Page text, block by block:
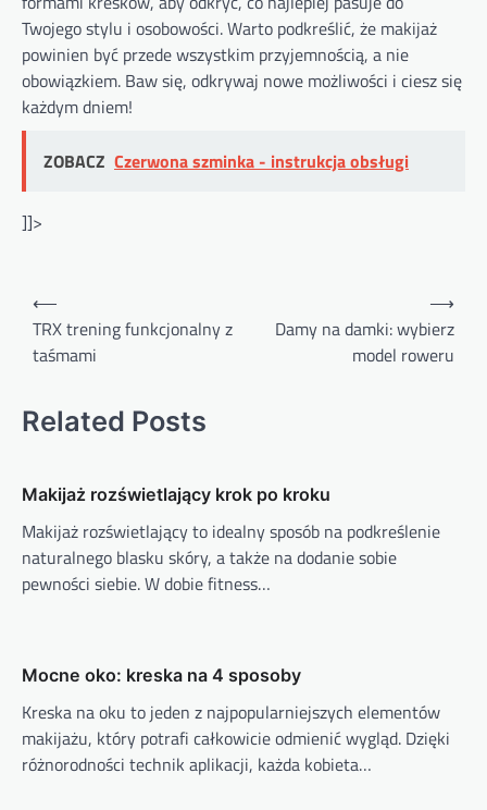
Twojego stylu i osobowości. Warto podkreślić, że makijaż
powinien być przede wszystkim przyjemnością, a nie
obowiązkiem. Baw się, odkrywaj nowe możliwości i ciesz się
każdym dniem!
ZOBACZ Czerwona szminka - instrukcja obsługi
]]>
Nawigacja
wpisu
⟵
TRX trening funkcjonalny z
taśmami
Damy na damki: wybierz
model roweru
⟶
Related Posts
Makijaż rozświetlający krok po kroku
Makijaż rozświetlający to idealny sposób na podkreślenie
naturalnego blasku skóry, a także na dodanie sobie
pewności siebie. W dobie fitness…
Mocne oko: kreska na 4 sposoby
Kreska na oku to jeden z najpopularniejszych elementów
makijażu, który potrafi całkowicie odmienić wygląd. Dzięki
różnorodności technik aplikacji, każda kobieta…